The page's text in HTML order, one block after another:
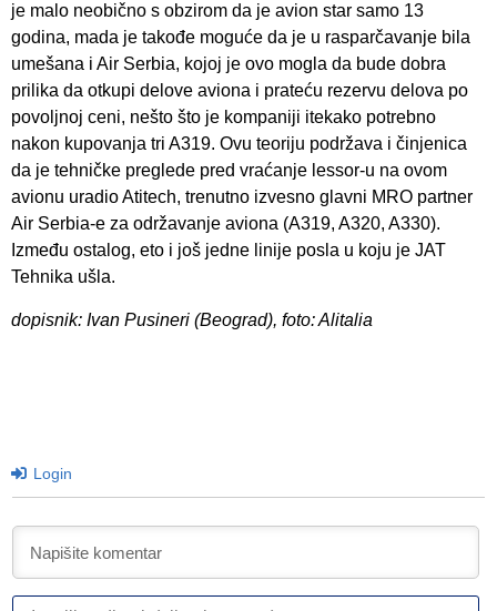
je malo neobično s obzirom da je avion star samo 13
godina, mada je takođe moguće da je u rasparčavanje bila
umešana i Air Serbia, kojoj je ovo mogla da bude dobra
prilika da otkupi delove aviona i prateću rezervu delova po
povoljnoj ceni, nešto što je kompaniji itekako potrebno
nakon kupovanja tri A319. Ovu teoriju podržava i činjenica
da je tehničke preglede pred vraćanje lessor-u na ovom
avionu uradio Atitech, trenutno izvesno glavni MRO partner
Air Serbia-e za održavanje aviona (A319, A320, A330).
Između ostalog, eto i još jedne linije posla u koju je JAT
Tehnika ušla.
dopisnik: Ivan Pusineri (Beograd), foto: Alitalia
Login